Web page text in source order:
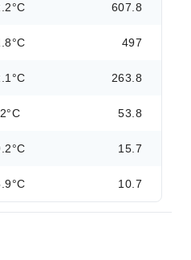
607.8
497
263.8
53.8
15.7
10.7